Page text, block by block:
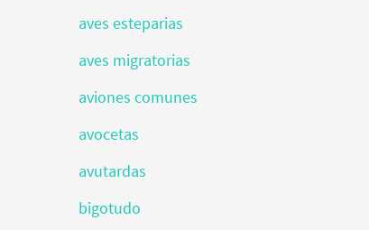
aves esteparias
aves migratorias
aviones comunes
avocetas
avutardas
bigotudo